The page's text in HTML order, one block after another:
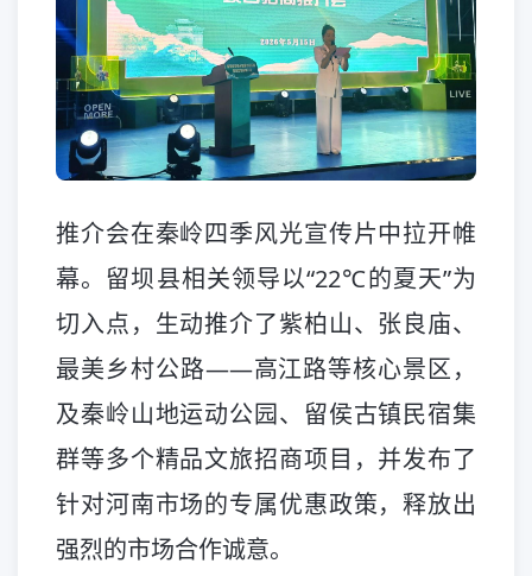
推介会在秦岭四季风光宣传片中拉开帷
幕。留坝县相关领导以“22℃的夏天”为
切入点，生动推介了紫柏山、张良庙、
最美乡村公路——高江路等核心景区，
及秦岭山地运动公园、留侯古镇民宿集
群等多个精品文旅招商项目，并发布了
针对河南市场的专属优惠政策，释放出
强烈的市场合作诚意。